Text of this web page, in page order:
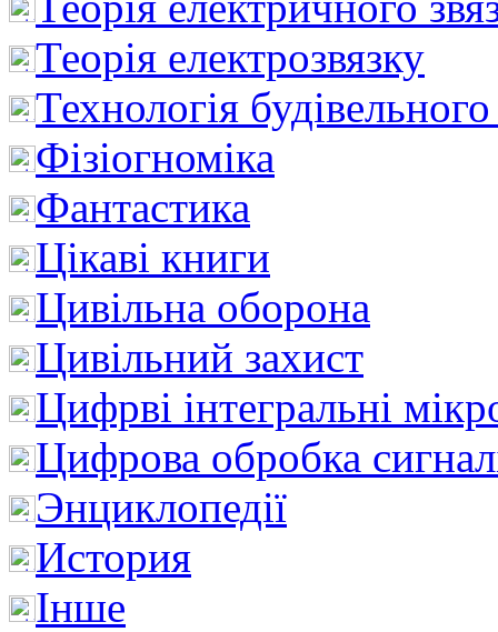
Теорія електрозвязку
Технологія
Фізіогноміка
Фантастика
Цікаві книги
Цивільна оборона
Цивільний захист
Цифрві інтегральні
Цифрова обробка
Энциклопедії
История
Інше